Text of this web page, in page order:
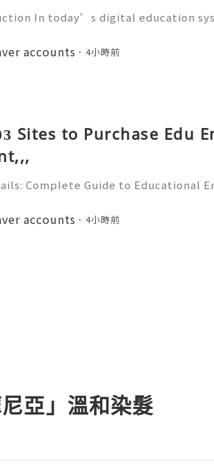
In today’s digital education
institutions around the world
accounts to stude
accounts 4小時前
Sites to Purchase Edu
Complete Guide to Educational
24/7 Customer Support
541-7768 💫💎💲💫🌐✨💎Telegram: @u
accounts 4小時前
亞」溫和染髮